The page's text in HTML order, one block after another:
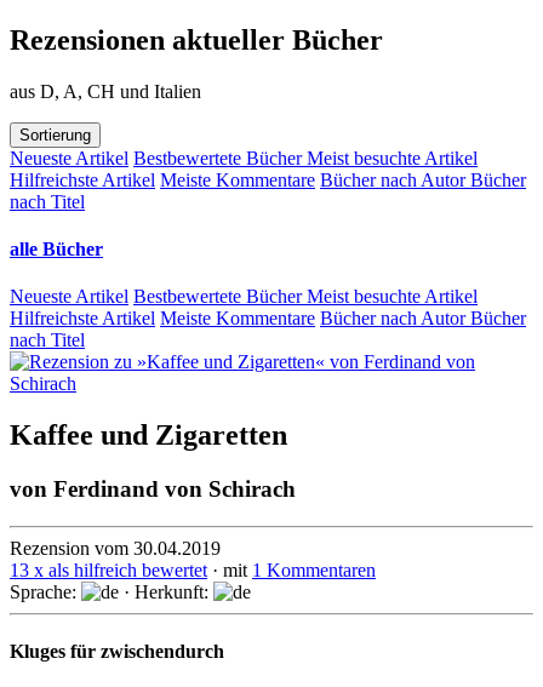
Rezensionen aktueller Bücher
aus D, A, CH und Italien
Sortierung
Neueste Artikel Bestbewertete BücherMeist besuchte Artikel
Hilfreichste Artikel Meiste Kommentare Bücher nach AutorBücher
nach Titel
alle Bücher
Neueste Artikel Bestbewertete BücherMeist besuchte Artikel
Hilfreichste Artikel Meiste Kommentare Bücher nach AutorBücher
nach Titel
Kaffee und Zigaretten
von Ferdinand von Schirach
Rezension vom 30.04.2019
13 x als hilfreich bewertet · mit 1 Kommentaren
Sprache:
· Herkunft:
Kluges für zwischendurch